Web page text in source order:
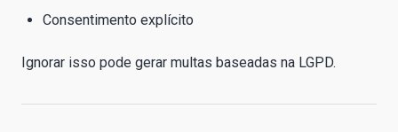
Consentimento explícito
Ignorar isso pode gerar multas baseadas na LGPD.